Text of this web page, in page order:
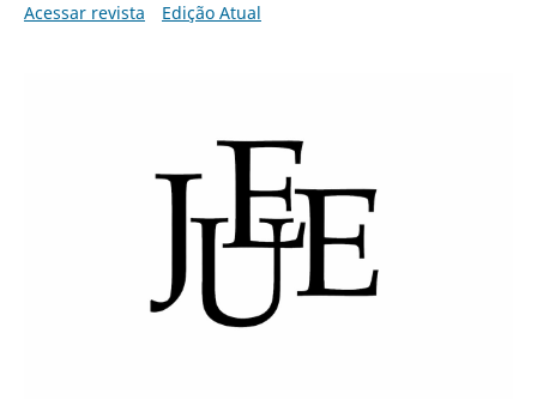
Acessar revista
Edição Atual